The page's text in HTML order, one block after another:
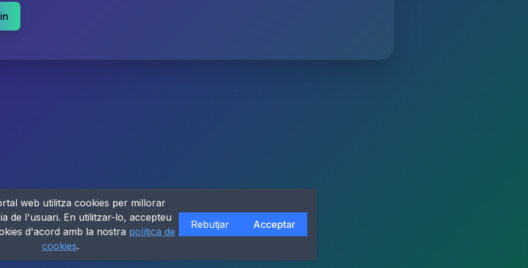
web utilitza cookies per millorar
de l'usuari. En utilitzar-lo, accepteu
d'acord amb la nostra política de
cookies.
Rebutjar Acceptar